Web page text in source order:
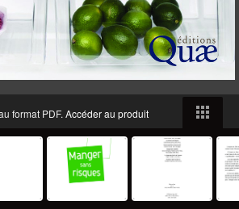
format PDF. Accéder au produit